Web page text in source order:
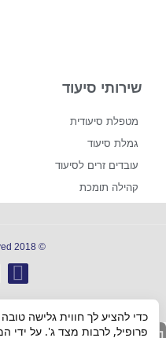
שירותי סיעוד
מטפלת סיעודית
גמלת סיעוד
עובדים זרים לסיעוד
קהילה תומכת
© 2018 All rights reserved
כדי להציע לך חווית גלישה
פרופיל, לרבות מצד ג'. על